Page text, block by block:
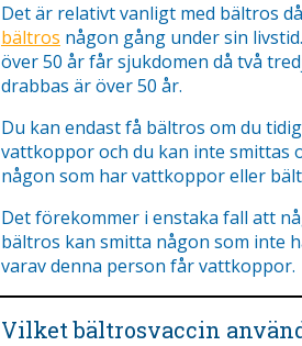
Det är relativt vanligt med bältros då
bältros någon gång under sin
över 50 år får sjukdomen då två
drabbas är över 50 år.
Du kan endast få bältros om du
vattkoppor och du kan inte smittas
någon som har vattkoppor eller
Det förekommer i enstaka fall att
bältros kan smitta någon som inte
varav denna person får vattkoppor.
Vilket bältrosvaccin